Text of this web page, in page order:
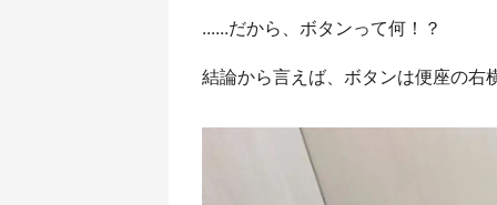
......だから、ボタンって何！？
結論から言えば、ボタンは便座の右